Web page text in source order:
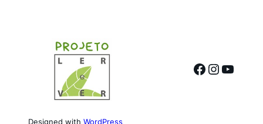
Facebook
Designed with WordPress